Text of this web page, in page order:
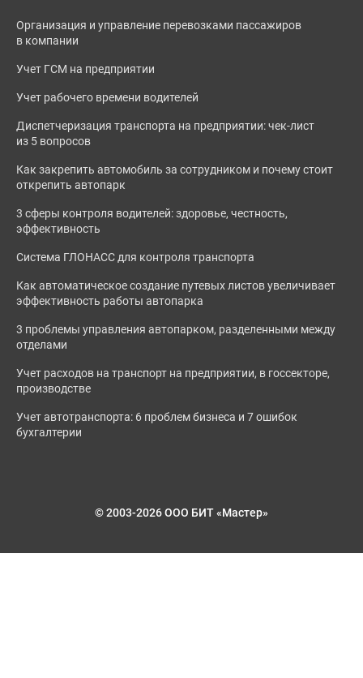
Организация и управление перевозками пассажиров
в компании
Учет ГСМ на предприятии
Учет рабочего времени водителей
Диспетчеризация транспорта на предприятии: чек-лист
из 5 вопросов
Как закрепить автомобиль за сотрудником и почему стоит
открепить автопарк
3 сферы контроля водителей: здоровье, честность,
эффективность
Система ГЛОНАСС для контроля транспорта
Как автоматическое создание путевых листов увеличивает
эффективность работы автопарка
3 проблемы управления автопарком, разделенными между
отделами
Учет расходов на транспорт на предприятии, в госсекторе,
производстве
Учет автотранспорта: 6 проблем бизнеса и 7 ошибок
бухгалтерии
© 2003-2026 ООО БИТ «Мастер»